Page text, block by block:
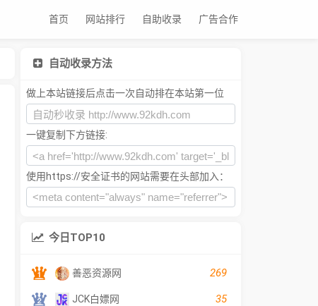
首页 网站排行 自助收录 广告合作
自动收录方法
做上本站链接后点击一次自动排在本站第一位
一键复制下方链接:
使用https://安全证书的网站需要在头部加入：
今日TOP10
善恶资源网 269
JCK白嫖网 35